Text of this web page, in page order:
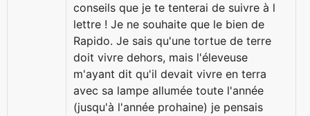
conseils que je te tenterai de suivre à l
lettre ! Je ne souhaite que le bien de
Rapido. Je sais qu'une tortue de terre
doit vivre dehors, mais l'éleveuse
m'ayant dit qu'il devait vivre en terra
avec sa lampe allumée toute l'année
(jusqu'à l'année prohaine) je pensais